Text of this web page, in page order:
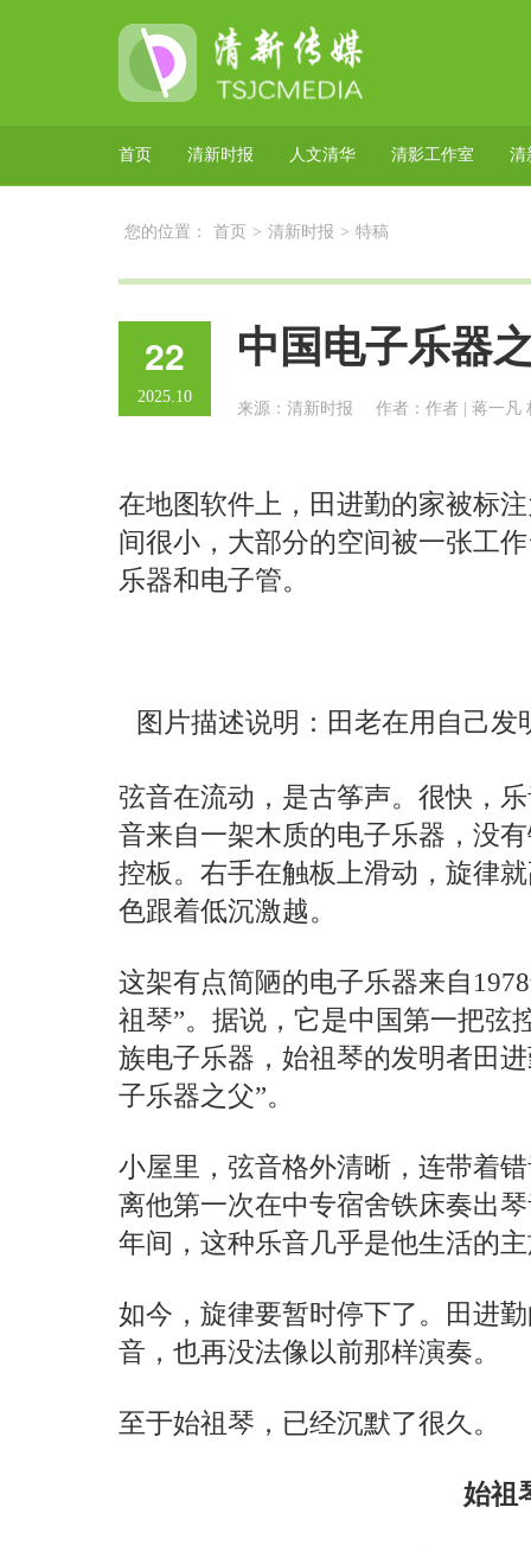
首页 清新时报 人文清华 清影工作室 清
您的位置： 首页 > 清新时报 > 特稿
22
2025.10
中国电子乐器
来源：清新时报 作者：作者 | 蒋一凡
在地图软件上，田进勤的家被标
间很小，大部分的空间被一张工
乐器和电子管。
图片描述说明：田老在用自己
弦音在流动，是古筝声。很快，
音来自一架木质的电子乐器，没
控板。右手在触板上滑动，旋律
色跟着低沉激越。
这架有点简陋的电子乐器来自
祖琴”。据说，它是中国第一把弦
族电子乐器，始祖琴的发明者田
子乐器之父”。
小屋里，弦音格外清晰，连带着
离他第一次在中专宿舍铁床奏出
年间，这种乐音几乎是他生活的
如今，旋律要暂时停下了。田进
音，也再没法像以前那样演奏。
至于始祖琴，已经沉默了很久。
始祖